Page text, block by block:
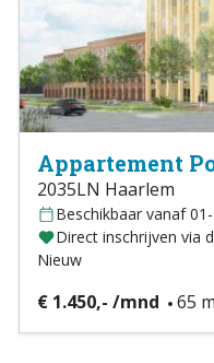
Appartement
2035LN Haarlem
Beschikbaar vanaf
Direct inschrijven via
Nieuw
€ 1.450,- /mnd 65 m